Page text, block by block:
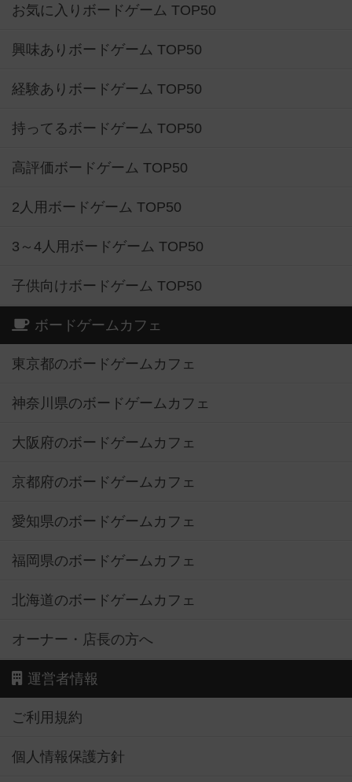
お気に入りボードゲーム TOP50
興味ありボードゲーム TOP50
経験ありボードゲーム TOP50
持ってるボードゲーム TOP50
高評価ボードゲーム TOP50
2人用ボードゲーム TOP50
3～4人用ボードゲーム TOP50
子供向けボードゲーム TOP50
ボードゲームカフェ
東京都のボードゲームカフェ
神奈川県のボードゲームカフェ
大阪府のボードゲームカフェ
京都府のボードゲームカフェ
愛知県のボードゲームカフェ
福岡県のボードゲームカフェ
北海道のボードゲームカフェ
オーナー・店長の方へ
運営者情報
ご利用規約
個人情報保護方針